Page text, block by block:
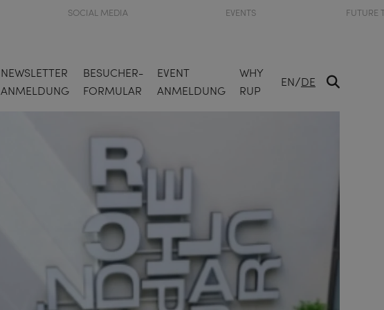
SOCIAL MEDIA EVENTS FUTURE
NEWSLETTER
ANMELDUNG
BESUCHER-
FORMULAR
EVENT
ANMELDUNG
WHY
RUP
EN/DE